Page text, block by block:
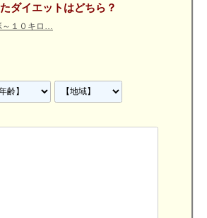
ダイエットはどちら？
～１０キロ…